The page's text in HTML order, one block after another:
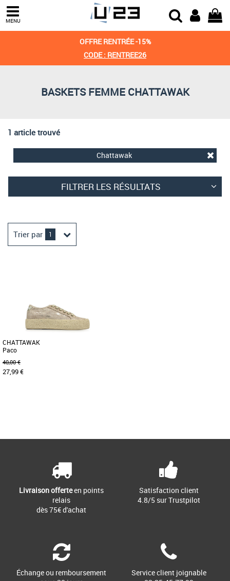
MENU
OFFRE RENTRÉE -15%
CODE : RENTREE26
BASKETS FEMME CHATTAWAK
1 article trouvé
Chattawak
FILTRER LES RÉSULTATS
Trier par 1
Trier par
Derniers arrivages
Meilleures remises
CHATTAWAK
Paco
40,00 €
27,99 €
Livraison offerteen points
relais
dès 75€ d'achat
Satisfaction client
4.8/5 sur Trustpilot
Échange ou remboursement
Service client joignable